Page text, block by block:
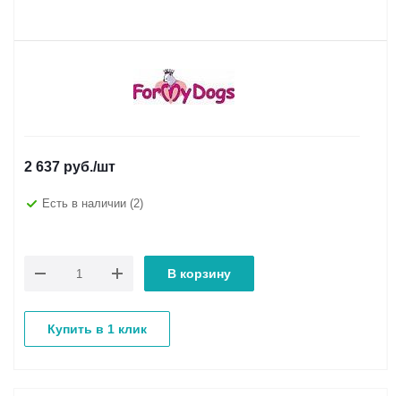
2 637 руб./шт
Есть в наличии (2)
В корзину
Купить в 1 клик